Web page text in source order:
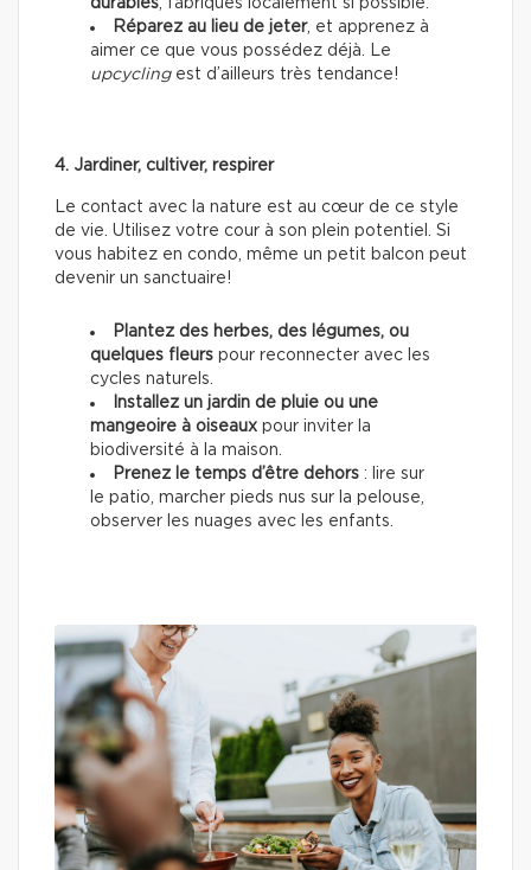
Réparez au lieu de jeter, et apprenez à
aimer ce que vous possédez déjà. Le
upcyclingest d’ailleurs très tendance!
4. Jardiner, cultiver, respirer
Le contact avec la nature est au cœur de ce style
de vie. Utilisez votre cour à son plein potentiel. Si
vous habitez en condo, même un petit balcon peut
devenir un sanctuaire!
Plantez des herbes, des légumes, ou
quelques fleurs pour reconnecter avec les
cycles naturels.
Installez un jardin de pluie ou une
mangeoire à oiseaux pour inviter la
biodiversité à la maison.
Prenez le temps d’être dehors : lire sur
le patio, marcher pieds nus sur la pelouse,
observer les nuages avec les enfants.